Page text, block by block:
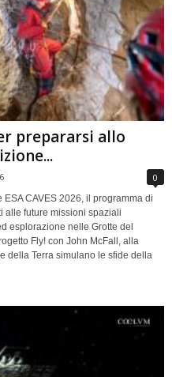
prepararsi allo
0
CAVES 2026, il programma di
alle future missioni spaziali
esplorazione nelle Grotte del
Fly! con John McFall, alla
della Terra simulano le sfide della